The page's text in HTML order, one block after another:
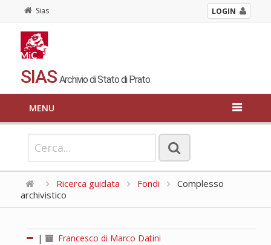
Sias LOGIN
SIAS Archivio di Stato di Prato
MENU
Ricerca guidata Fondi
Complesso
archivistico
| Francesco di Marco Datini